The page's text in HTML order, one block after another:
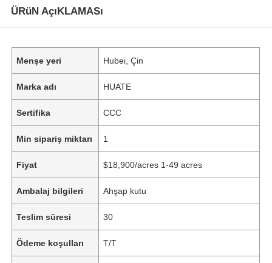
ÜRüN AçıKLAMASı
Menşe yeri Hubei, Çin
Marka adı HUATE
Sertifika CCC
Min sipariş miktarı 1
Fiyat $18,900/acres 1-49 acres
Ambalaj bilgileri Ahşap kutu
Teslim süresi 30
Ödeme koşulları T/T